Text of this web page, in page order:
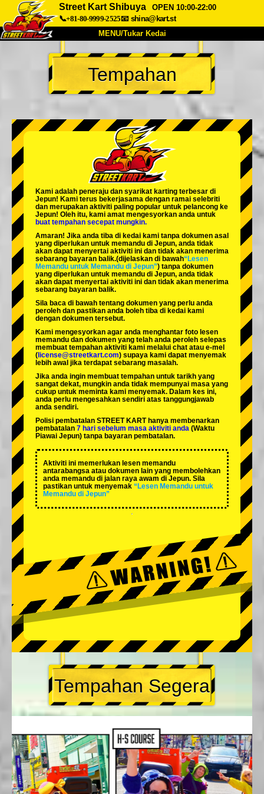
Street Kart Shibuya
OPEN 10:00-22:00
📞+81-80-9999-2525📧 shina@kart.st
MENU/Tukar Kedai
UTAMA
Tentang Spesifikasi Harga
Soalan Lazim
Syarikat Tempahan
Tukar Kedai
Tokyo Shinagawa Tokyo Akihabara#1
Tokyo Akihabara#2
Tokyo Shibuya Annex Tokyo Bay
Tokyo Asakusa Osaka
Okinawa
Tempahan
Kami adalah peneraju dan syarikat karting terbesar di
Jepun! Kami terus bekerjasama dengan ramai selebriti
dan merupakan aktiviti paling popular untuk pelancong ke
Jepun! Oleh itu, kami amat mengesyorkan anda untuk
buat tempahan secepat mungkin.
Amaran! Jika anda tiba di kedai kami tanpa dokumen asal
yang diperlukan untuk memandu di Jepun, anda tidak
akan dapat menyertai aktiviti ini dan tidak akan menerima
sebarang bayaran balik.(dijelaskan di bawah“Lesen
Memandu untuk Memandu di Jepun”) tanpa dokumen
yang diperlukan untuk memandu di Jepun, anda tidak
akan dapat menyertai aktiviti ini dan tidak akan menerima
sebarang bayaran balik.
Sila baca di bawah tentang dokumen yang perlu anda
peroleh dan pastikan anda boleh tiba di kedai kami
dengan dokumen tersebut.
Kami mengesyorkan agar anda menghantar foto lesen
memandu dan dokumen yang telah anda peroleh selepas
membuat tempahan aktiviti kami melalui chat atau e-mel
( license@streetkart.com) supaya kami dapat menyemak
lebih awal jika terdapat sebarang masalah.
Jika anda ingin membuat tempahan untuk tarikh yang
sangat dekat, mungkin anda tidak mempunyai masa yang
cukup untuk meminta kami menyemak. Dalam kes ini,
anda perlu mengesahkan sendiri atas tanggungjawab
anda sendiri.
Polisi pembatalan STREET KART hanya membenarkan
pembatalan 7 hari sebelum masa aktiviti anda (Waktu
Piawai Jepun) tanpa bayaran pembatalan.
Aktiviti ini memerlukan lesen memandu
antarabangsa atau dokumen lain yang membolehkan
anda memandu di jalan raya awam di Jepun. Sila
pastikan untuk menyemak “Lesen Memandu untuk
Memandu di Jepun”
Tempahan Segera